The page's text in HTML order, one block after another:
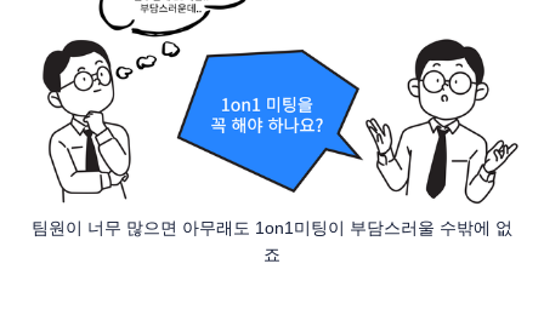
팀원이 너무 많으면 아무래도 1on1미팅이 부담스러울 수밖에 없
죠